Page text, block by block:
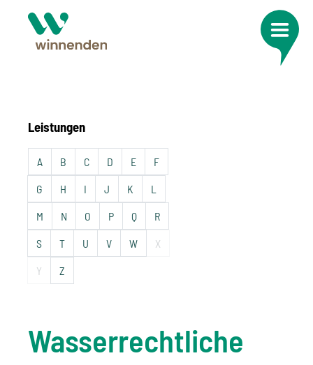
Leistungen
A B C D E F
G H I J K L
M N O P Q R
S T U V W X
Y Z
Wasserrechtliche